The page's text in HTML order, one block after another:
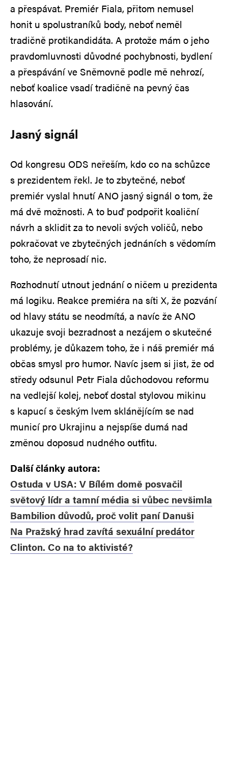
a přespávat. Premiér Fiala, přitom nemusel
honit u spolustraníků body, neboť neměl
tradičně protikandidáta. A protože mám o jeho
pravdomluvnosti důvodné pochybnosti, bydlení
a přespávání ve Sněmovně podle mě nehrozí,
neboť koalice vsadí tradičně na pevný čas
hlasování.
Jasný signál
Od kongresu ODS neřeším, kdo co na schůzce
s prezidentem řekl. Je to zbytečné, neboť
premiér vyslal hnutí ANO jasný signál o tom, že
má dvě možnosti. A to buď podpořit koaliční
návrh a sklidit za to nevoli svých voličů, nebo
pokračovat ve zbytečných jednáních s vědomím
toho, že neprosadí nic.
Rozhodnutí utnout jednání o ničem u prezidenta
má logiku. Reakce premiéra na síti X, že pozvání
od hlavy státu se neodmítá, a navíc že ANO
ukazuje svoji bezradnost a nezájem o skutečné
problémy, je důkazem toho, že i náš premiér má
občas smysl pro humor. Navíc jsem si jist, že od
středy odsunul Petr Fiala důchodovou reformu
na vedlejší kolej, neboť dostal stylovou mikinu
s kapucí s českým lvem sklánějícím se nad
municí pro Ukrajinu a nejspíše dumá nad
změnou doposud nudného outfitu.
Další články autora:
Ostuda v USA: V Bílém domě posvačil
světový lídr a tamní média si vůbec nevšimla
Bambilion důvodů, proč volit paní Danuši
Na Pražský hrad zavítá sexuální predátor
Clinton. Co na to aktivisté?